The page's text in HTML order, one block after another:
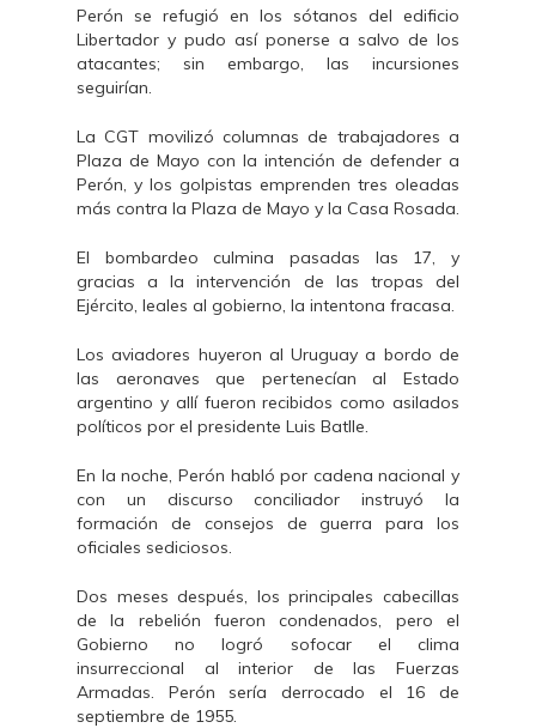
Perón se refugió en los sótanos del edificio
Libertador y pudo así ponerse a salvo de los
atacantes; sin embargo, las incursiones
seguirían.
La CGT movilizó columnas de trabajadores a
Plaza de Mayo con la intención de defender a
Perón, y los golpistas emprenden tres oleadas
más contra la Plaza de Mayo y la Casa Rosada.
El bombardeo culmina pasadas las 17, y
gracias a la intervención de las tropas del
Ejército, leales al gobierno, la intentona fracasa.
Los aviadores huyeron al Uruguay a bordo de
las aeronaves que pertenecían al Estado
argentino y allí fueron recibidos como asilados
políticos por el presidente Luis Batlle.
En la noche, Perón habló por cadena nacional y
con un discurso conciliador instruyó la
formación de consejos de guerra para los
oficiales sediciosos.
Dos meses después, los principales cabecillas
de la rebelión fueron condenados, pero el
Gobierno no logró sofocar el clima
insurreccional al interior de las Fuerzas
Armadas. Perón sería derrocado el 16 de
septiembre de 1955.